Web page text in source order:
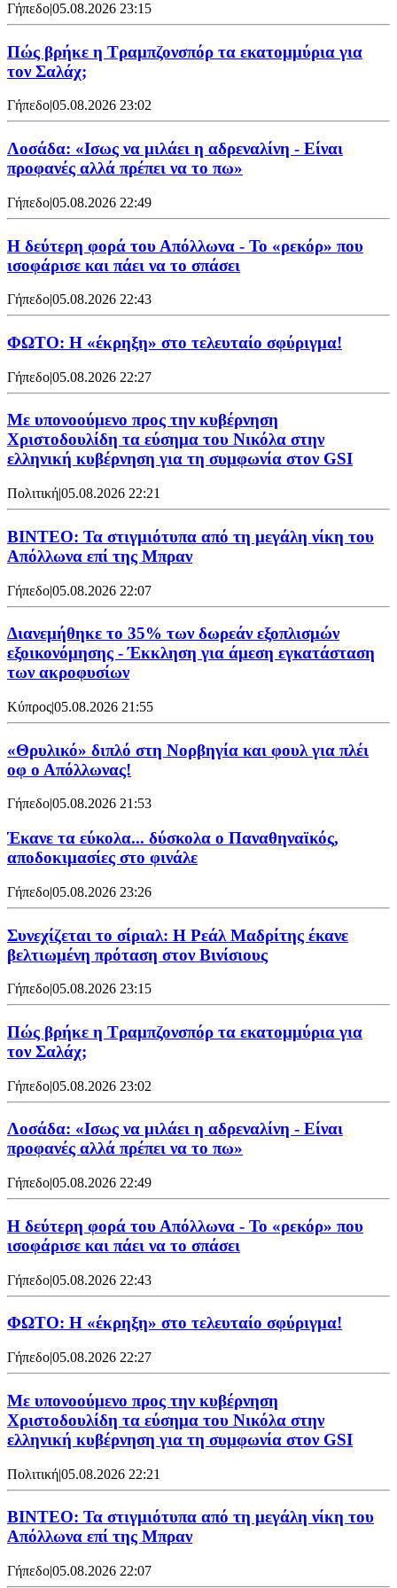
Γήπεδο|05.08.2026 23:15
Πώς βρήκε η Τραμπζονσπόρ τα εκατομμύρια για
τον Σαλάχ;
Γήπεδο|05.08.2026 23:02
Λοσάδα: «Ισως να μιλάει η αδρεναλίνη - Είναι
προφανές αλλά πρέπει να το πω»
Γήπεδο|05.08.2026 22:49
Η δεύτερη φορά του Απόλλωνα - Το «ρεκόρ» που
ισοφάρισε και πάει να το σπάσει
Γήπεδο|05.08.2026 22:43
ΦΩΤΟ: Η «έκρηξη» στο τελευταίο σφύριγμα!
Γήπεδο|05.08.2026 22:27
Με υπονοούμενο προς την κυβέρνηση
Χριστοδουλίδη τα εύσημα του Νικόλα στην
ελληνική κυβέρνηση για τη συμφωνία στον GSI
Πολιτική|05.08.2026 22:21
ΒΙΝΤΕΟ: Τα στιγμιότυπα από τη μεγάλη νίκη του
Απόλλωνα επί της Μπραν
Γήπεδο|05.08.2026 22:07
Διανεμήθηκε το 35% των δωρεάν εξοπλισμών
εξοικονόμησης - Έκκληση για άμεση εγκατάσταση
των ακροφυσίων
Κύπρος|05.08.2026 21:55
«Θρυλικό» διπλό στη Νορβηγία και φουλ για πλέι
οφ ο Απόλλωνας!
Γήπεδο|05.08.2026 21:53
Έκανε τα εύκολα... δύσκολα ο Παναθηναϊκός,
αποδοκιμασίες στο φινάλε
Γήπεδο|05.08.2026 23:26
Συνεχίζεται το σίριαλ: Η Ρεάλ Μαδρίτης έκανε
βελτιωμένη πρόταση στον Βινίσιους
Γήπεδο|05.08.2026 23:15
Πώς βρήκε η Τραμπζονσπόρ τα εκατομμύρια για
τον Σαλάχ;
Γήπεδο|05.08.2026 23:02
Λοσάδα: «Ισως να μιλάει η αδρεναλίνη - Είναι
προφανές αλλά πρέπει να το πω»
Γήπεδο|05.08.2026 22:49
Η δεύτερη φορά του Απόλλωνα - Το «ρεκόρ» που
ισοφάρισε και πάει να το σπάσει
Γήπεδο|05.08.2026 22:43
ΦΩΤΟ: Η «έκρηξη» στο τελευταίο σφύριγμα!
Γήπεδο|05.08.2026 22:27
Με υπονοούμενο προς την κυβέρνηση
Χριστοδουλίδη τα εύσημα του Νικόλα στην
ελληνική κυβέρνηση για τη συμφωνία στον GSI
Πολιτική|05.08.2026 22:21
ΒΙΝΤΕΟ: Τα στιγμιότυπα από τη μεγάλη νίκη του
Απόλλωνα επί της Μπραν
Γήπεδο|05.08.2026 22:07